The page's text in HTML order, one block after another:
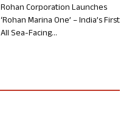
Rohan Corporation Launches
‘Rohan Marina One’ – India’s First
All Sea-Facing...